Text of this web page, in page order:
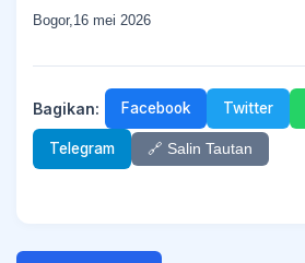
Bogor,16 mei 2026
Bagikan: Facebook Twitter
Telegram 🔗 Salin Tautan